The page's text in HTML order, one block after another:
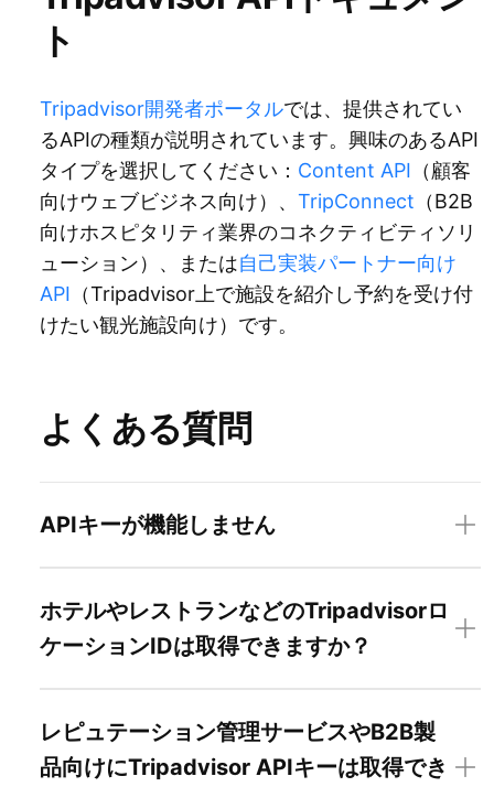
ト
Tripadvisor開発者ポータルでは、提供されてい
るAPIの種類が説明されています。興味のあるAPI
タイプを選択してください： Content API （顧客
向けウェブビジネス向け）、 TripConnect （B2B
向けホスピタリティ業界のコネクティビティソリ
ューション）、または自己実装パートナー向け
API （Tripadvisor上で施設を紹介し予約を受け付
けたい観光施設向け）です。
よくある質問
APIキーが機能しません
ホテルやレストランなどのTripadvisorロ
ケーションIDは取得できますか？
レピュテーション管理サービスやB2B製
品向けにTripadvisor APIキーは取得でき